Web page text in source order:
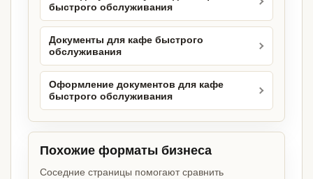
быстрого обслуживания
Документы для кафе быстрого
обслуживания
Оформление документов для кафе
быстрого обслуживания
Похожие форматы бизнеса
Соседние страницы помогают сравнить